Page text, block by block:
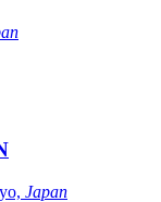
Japan